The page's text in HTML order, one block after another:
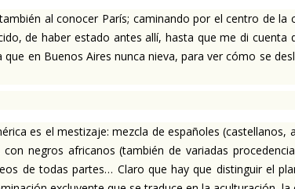
al conocer París; caminando por el centro de
de haber estado antes allí, hasta que me di
en Buenos Aires nunca nieva, para ver cómo se
es el mestizaje: mezcla de españoles (castellanos,
negros africanos (también de variadas
de todas partes… Claro que hay que distinguir el